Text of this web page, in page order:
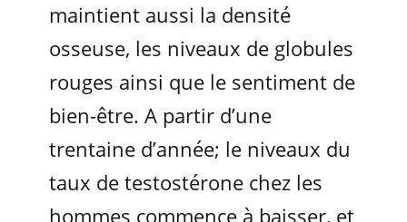
maintient aussi la densité
osseuse, les niveaux de globules
rouges ainsi que le sentiment de
bien-être. A partir d’une
trentaine d’année; le niveaux du
taux de testostérone chez les
hommes commence à baisser, et